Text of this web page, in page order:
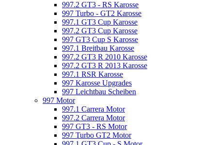
997.2 GT3 - RS Karosse
997 Turbo - GT2 Karosse
997.1 GT3 Cup Karosse
997.2 GT3 Cup Karosse
997 GT3 Cup S Karosse
997.1 Breitbau Karosse
997.2 GT3 R 2010 Karosse
997.2 GT3 R 2013 Karosse
997.1 RSR Karosse
997 Karosse Upgrades
997 Leichtbau Scheiben
997 Motor
997.1 Carrera Motor
997.2 Carrera Motor
997 GT3 - RS Motor
997 Turbo GT2 Motor